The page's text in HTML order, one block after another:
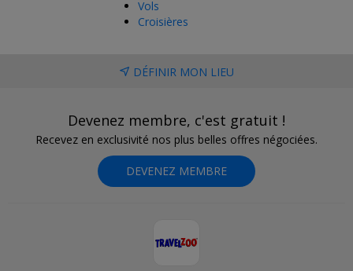
Vols
Croisières
DÉFINIR MON LIEU
Devenez membre, c'est gratuit !
Recevez en exclusivité nos plus belles offres négociées.
DEVENEZ MEMBRE